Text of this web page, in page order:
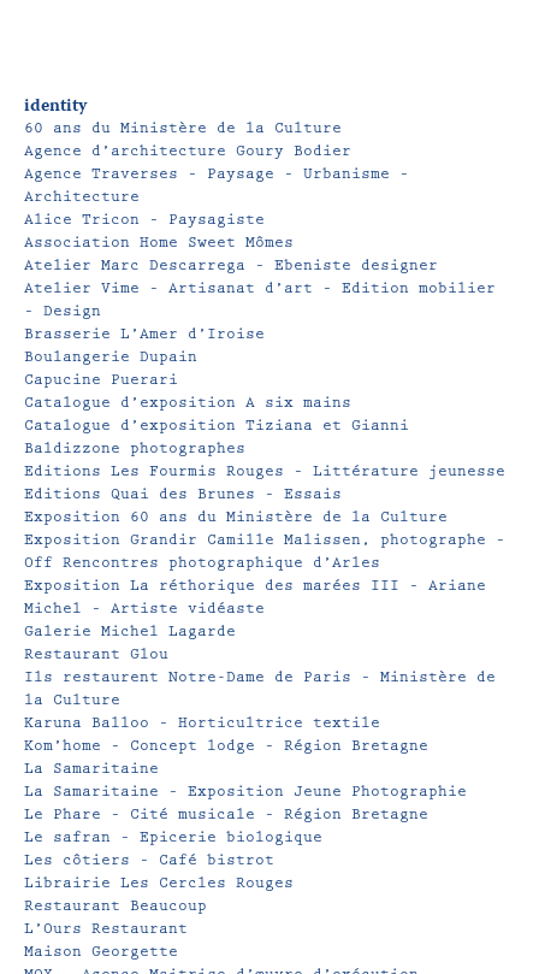
identity
60 ans du Ministère de la Culture
Agence d’architecture Goury Bodier
Agence Traverses – Paysage – Urbanisme –
Architecture
Alice Tricon – Paysagiste
Association Home Sweet Mômes
Atelier Marc Descarrega – Ebeniste designer
Atelier Vime – Artisanat d’art – Edition mobilier
– Design
Brasserie L’Amer d’Iroise
Boulangerie Dupain
Capucine Puerari
Catalogue d’exposition A six mains
Catalogue d’exposition Tiziana et Gianni
Baldizzone photographes
Editions Les Fourmis Rouges – Littérature jeunesse
Editions Quai des Brunes – Essais
Exposition 60 ans du Ministère de la Culture
Exposition Grandir Camille Malissen, photographe –
Off Rencontres photographique d’Arles
Exposition La réthorique des marées III – Ariane
Michel – Artiste vidéaste
Galerie Michel Lagarde
Restaurant Glou
Ils restaurent Notre-Dame de Paris – Ministère de
la Culture
Karuna Balloo – Horticultrice textile
Kom’home – Concept lodge – Région Bretagne
La Samaritaine
La Samaritaine – Exposition Jeune Photographie
Le Phare – Cité musicale – Région Bretagne
Le safran – Epicerie biologique
Les côtiers – Café bistrot
Librairie Les Cercles Rouges
Restaurant Beaucoup
L’Ours Restaurant
Maison Georgette